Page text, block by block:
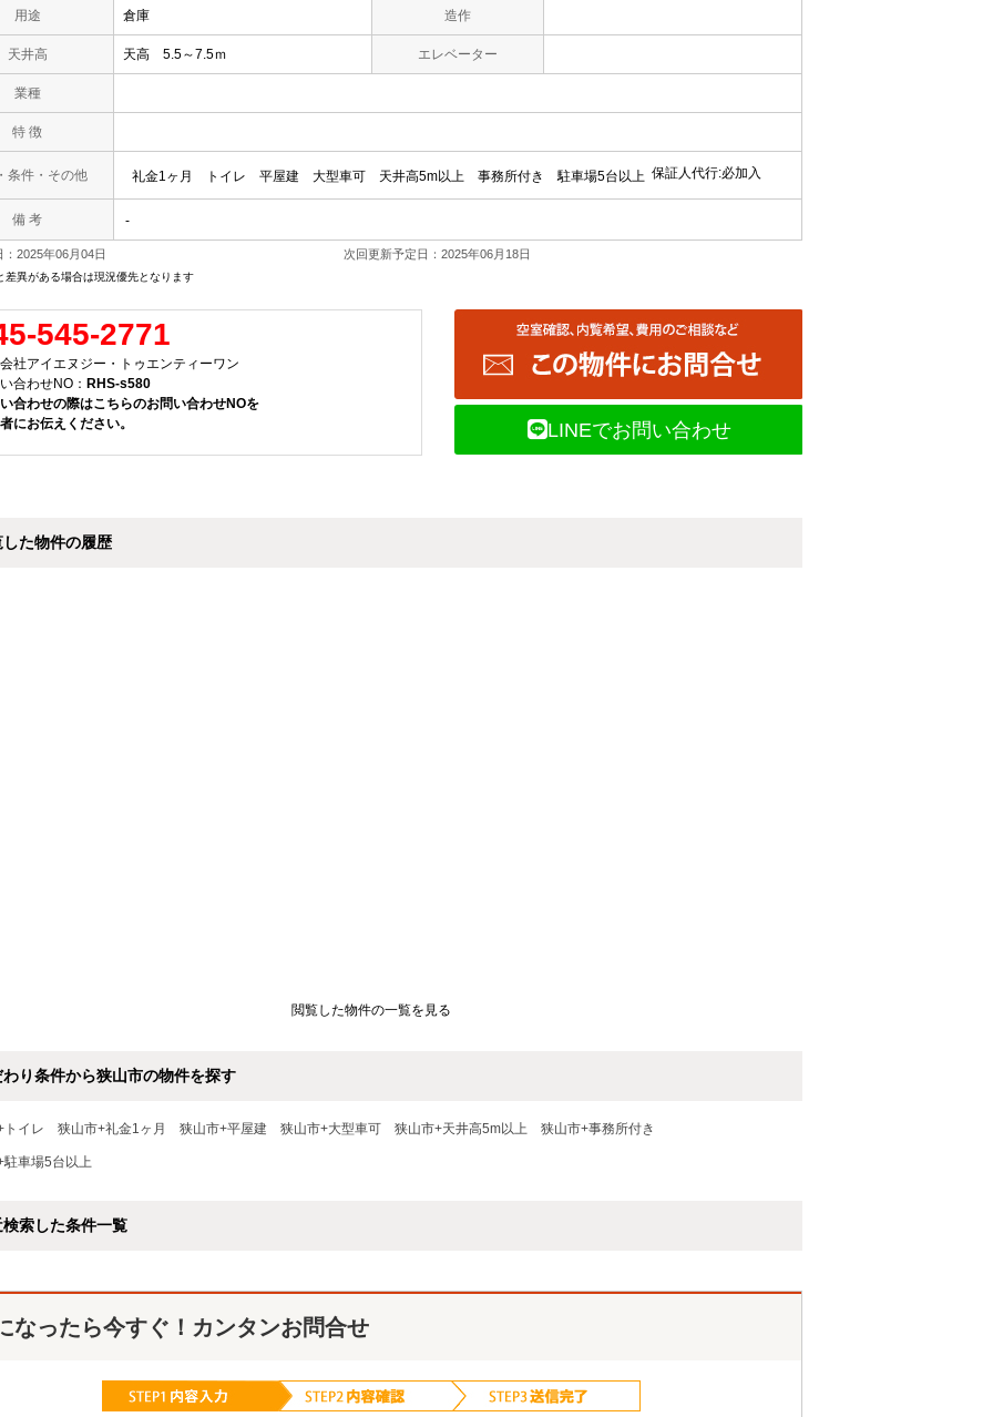
用途 倉庫 造作
天井高 天高 5.5～7.5ｍ エレベーター
業種
特 徴
条件・その他 礼金1ヶ月 トイレ 平屋建 大型車可 天井高5m以上 事務所付き 駐車場5台以上 保証人代行:必加入
備 考 -
：2025年06月04日 次回更新予定日：2025年06月18日
異がある場合は現況優先となります
545-2771
社アイエヌジー・トゥエンティーワン
合わせNO： RHS-s580
合わせの際はこちらのお問い合わせNOを
にお伝えください。
LINEでお問い合わせ
した物件の履歴
閲覧した物件の一覧を見る
わり条件から狭山市の物件を探す
トイレ 狭山市+礼金1ヶ月 狭山市+平屋建 狭山市+大型車可 狭山市+天井高5m以上 狭山市+事務所付き
駐車場5台以上
検索した条件一覧
なったら今すぐ！カンタンお問合せ